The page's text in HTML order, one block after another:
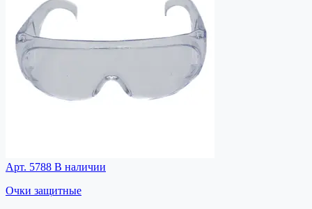
Арт. 5788 В наличии
Очки защитные